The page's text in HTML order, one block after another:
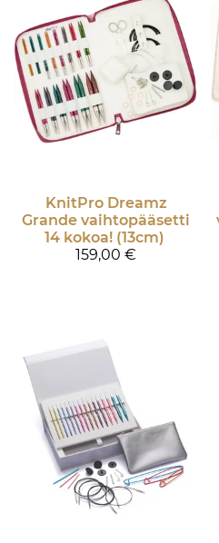
KnitPro Dreamz
Grande vaihtopääsetti
14 kokoa! (13cm)
159,00 €